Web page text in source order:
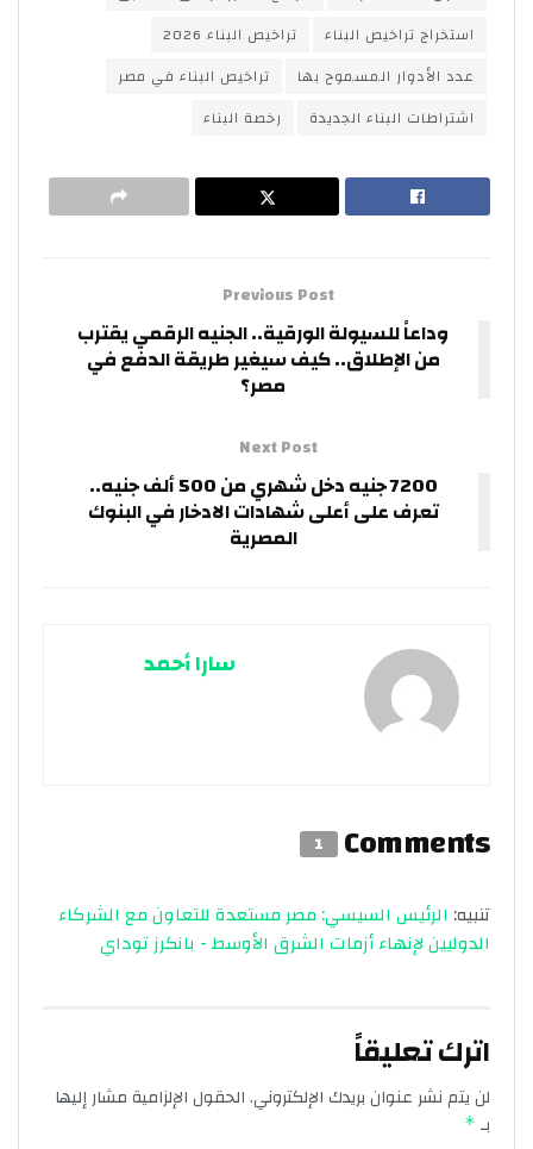
استخراج تراخيص البناء
تراخيص البناء 2026
عدد الأدوار المسموح بها
تراخيص البناء في مصر
اشتراطات البناء الجديدة
رخصة البناء
Previous Post
وداعاً للسيولة الورقية.. الجنيه الرقمي يقترب
من الإطلاق.. كيف سيغير طريقة الدفع في
مصر؟
Next Post
7200 جنيه دخل شهري من 500 ألف جنيه..
تعرف على أعلى شهادات الادخار في البنوك
المصرية
سارا أحمد
Comments
1
تنبيه: الرئيس السيسي: مصر مستعدة للتعاون مع الشركاء
الدوليين لإنهاء أزمات الشرق الأوسط - بانكرز توداي
اترك تعليقاً
لن يتم نشر عنوان بريدك الإلكتروني.الحقول الإلزامية مشار إليها
بـ *